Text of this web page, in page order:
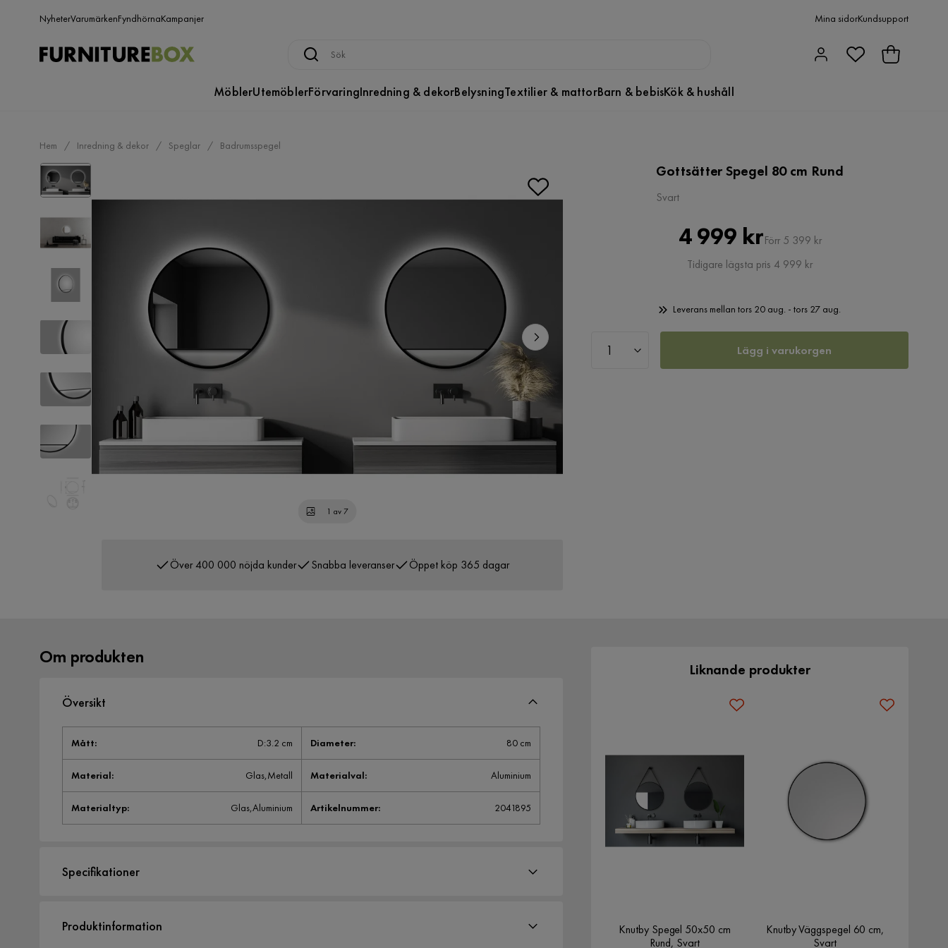
NyheterVarumärkenFyndhörnaKampanjer Mina sidorKundsupport
MöblerUtemöblerFörvaringInredning & dekorBelysningTextilier & mattorBarn & bebisKök & hushåll
Hem Inredning & dekor Speglar Badrumsspegel
1 av 7
Över 400 000 nöjda kunder Snabba leveranser Öppet köp 365 dagar
Gottsätter Spegel 80 cm Rund
Svart
Pris
4 999 krOriginal
Pris
Förr 5 399 kr
Tidigare lägsta pris 4 999 kr
Leverans mellan tors 20 aug. - tors 27 aug.
Lägg i varukorgen
Om produkten
Översikt
Mått: D:3.2 cm Diameter: 80 cm
Material: Glas,Metall Materialval: Aluminium
Materialtyp: Glas,Aluminium Artikelnummer: 2041895
Specifikationer
Storlek
Produktinformation
Liknande produkter
Knutby Spegel 50x50 cm
Rund, Svart
Knutby Väggspegel 60 cm,
Svart